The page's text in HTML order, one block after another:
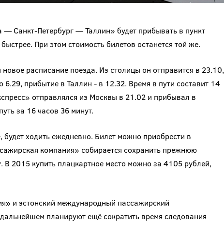
Санкт-Петербург — Таллин» будет прибывать в пункт
При этом стоимость билетов останется той же.
новое расписание поезда. Из столицы он отправится в 23.10,
6.29, прибытие в Таллин - в 12.32. Время в пути составит 14
отправлялся из Москвы в 21.02 и прибывал в
за 16 часов 36 минут.
ходить ежедневно. Билет можно приобрести в
компания» собирается сохранить прежнюю
В 2015 купить плацкартное место можно за 4105 рублей,
и эстонский международный пассажирский
планируют ещё сократить время следования